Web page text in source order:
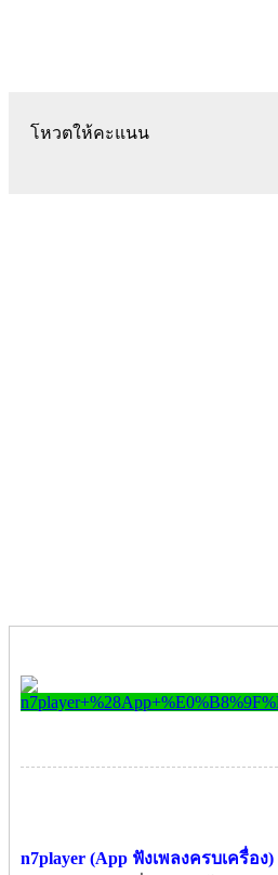
โหวตให้คะแนน
n7player (App ฟังเพลงครบเครื่อง)